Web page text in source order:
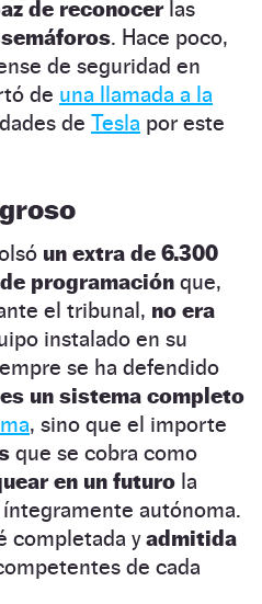
de reconocerlas
. Hace poco,
de seguridad en
de una llamada a la
de Tesla por este
un extra de 6.300
programación que,
el tribunal, no era
instalado en su
se ha defendido
un sistema completo
, sino que el importe
que se cobra como
en un futuro la
autónoma.
completada yadmitida
de cada